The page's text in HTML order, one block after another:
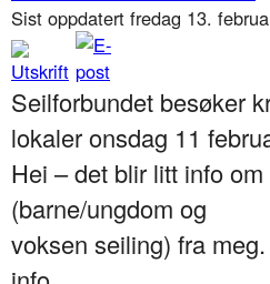
Sist oppdatert fredag 13.
Seilforbundet besøker
lokaler onsdag 11
Hei – det blir litt info
(barne/ungdom og
voksen seiling) fra